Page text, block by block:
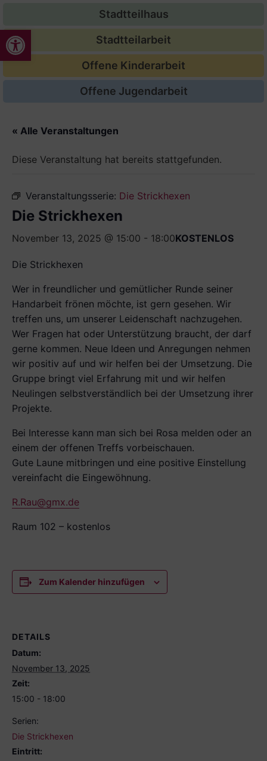
Werkzeugleiste öffnen
Stadtteilhaus
Stadtteilarbeit
Offene Kinderarbeit
Offene Jugendarbeit
« Alle Veranstaltungen
Diese Veranstaltung hat bereits stattgefunden.
Veranstaltungsserie: Die Strickhexen
Die Strickhexen
November 13, 2025 @ 15:00 - 18:00KOSTENLOS
Die Strickhexen
Wer in freundlicher und ge­mütlicher Runde seiner
Handarbeit frönen möchte, ist gern gesehen. Wir
treffen uns, um unserer Leidenschaft nachzugehen.
Wer Fragen hat oder Unterstützung braucht, der darf
gerne kommen. Neue Ideen und Anregungen nehmen
wir positiv auf und wir helfen bei der Umsetzung. Die
Gruppe bringt viel Erfahrung mit und wir helfen
Neulingen selbstverständlich bei der Umsetzung ihrer
Projekte.
Bei Interesse kann man sich bei Rosa melden oder an
einem der offenen Treffs vorbeischauen.
Gute Laune mitbringen und eine positive Ein­stellung
vereinfacht die Eingewöhnung.
R.Rau@gmx.de
Raum 102 – kostenlos
Zum Kalender hinzufügen
DETAILS
Datum:
November 13, 2025
Zeit:
15:00 - 18:00
Serien:
Die Strickhexen
Eintritt: